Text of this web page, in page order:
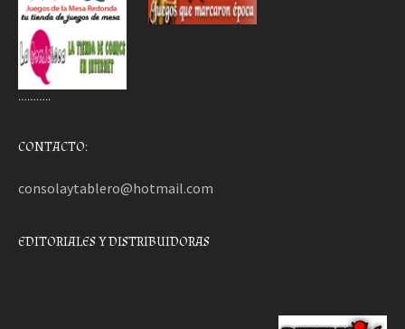
………..
CONTACTO:
consolaytablero@hotmail.com
EDITORIALES Y DISTRIBUIDORAS